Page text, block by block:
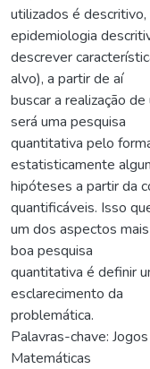
utilizados é
epidemiologia
descrever
alvo), a partir de aí
buscar a realização
será uma pesquisa
quantitativa pelo
estatisticamente
hipóteses a partir da
quantificáveis. Isso
um dos aspectos
boa pesquisa
quantitativa é definir
esclarecimento da
problemática.
Palavras-chave:
Matemáticas